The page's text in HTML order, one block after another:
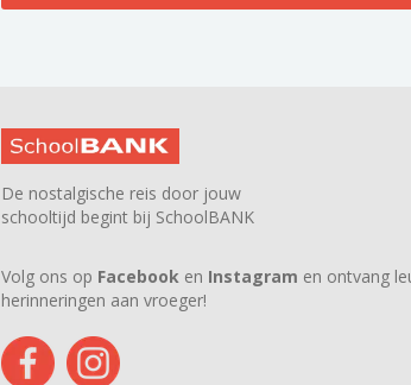
De nostalgische reis door jouw
schooltijd begint bij SchoolBANK
Volg ons op Facebook en Instagram en ontvang
herinneringen aan vroeger!